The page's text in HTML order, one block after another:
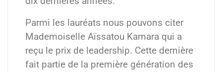
Parmi les lauréats nous pouvons citer
Mademoiselle Aïssatou Kamara qui a
reçu le prix de leadership. Cette dernière
fait partie de la première génération des